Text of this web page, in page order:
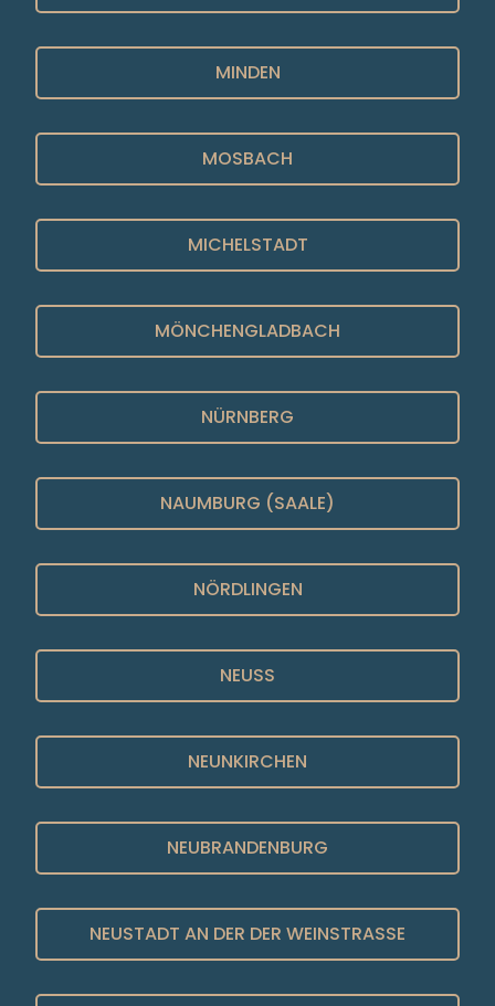
MINDEN
MOSBACH
MICHELSTADT
MÖNCHENGLADBACH
NÜRNBERG
NAUMBURG (SAALE)
NÖRDLINGEN
NEUSS
NEUNKIRCHEN
NEUBRANDENBURG
NEUSTADT AN DER DER WEINSTRASSE